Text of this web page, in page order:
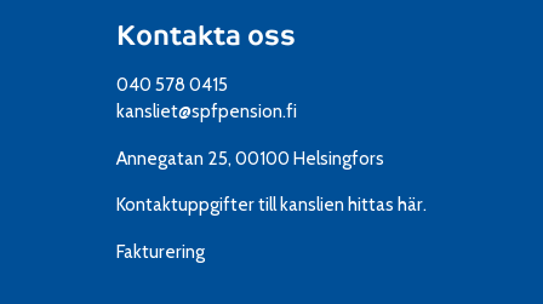
Kontakta oss
040 578 0415
kansliet@spfpension.fi
Annegatan 25, 00100 Helsingfors
Kontaktuppgifter till kanslien hittas här.
Fakturering